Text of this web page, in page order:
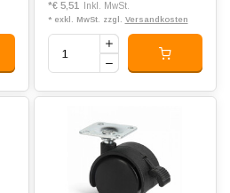
*€ 5,51 Inkl. MwSt.
* exkl. MwSt. zzgl. Versandkosten